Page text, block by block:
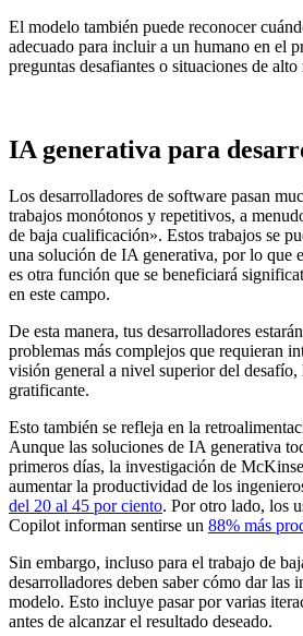
El modelo también puede reconocer
adecuado para incluir a un humano en el
preguntas desafiantes o situaciones de alto
IA generativa para
Los desarrolladores de software pasan
trabajos monótonos y repetitivos, a
de baja cualificación». Estos trabajos se
una solución de IA generativa, por lo que
es otra función que se beneficiará
en este campo.
De esta manera, tus desarrolladores
problemas más complejos que requieran
visión general a nivel superior del desafío,
gratificante.
Esto también se refleja en la
Aunque las soluciones de IA generativa
primeros días, la investigación de
aumentar la productividad de los
del 20 al 45 por ciento. Por otro lado, los
Copilot informan sentirse un 88% más
Sin embargo, incluso para el trabajo de
desarrolladores deben saber cómo dar las
modelo. Esto incluye pasar por varias
antes de alcanzar el resultado deseado.